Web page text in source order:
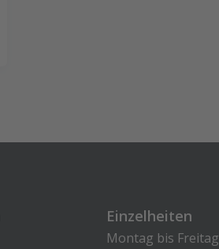
Einzelheiten
Montag bis Freitag